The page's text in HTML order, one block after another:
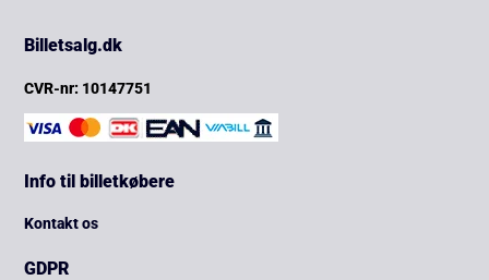
Billetsalg.dk
CVR-nr: 10147751
Info til billetkøbere
Kontakt os
GDPR